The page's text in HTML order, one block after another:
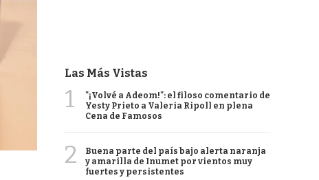
Las Más Vistas
1
"¡Volvé a Adeom!": el filoso comentario de
Yesty Prieto a Valeria Ripoll en plena
Cena de Famosos
2
Buena parte del país bajo alerta naranja
y amarilla de Inumet por vientos muy
fuertes y persistentes